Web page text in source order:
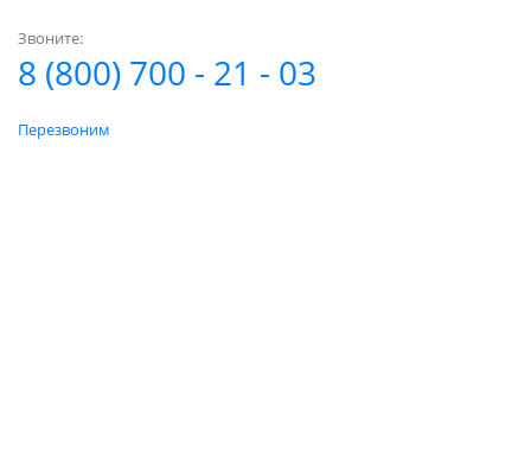
Звоните:
8 (800) 700 - 21 - 03
Перезвоним